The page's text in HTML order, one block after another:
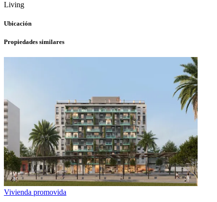
Living
Ubicación
Propiedades similares
Vivienda promovida